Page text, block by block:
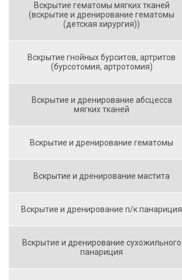
Вскрытие гематомы мягких тканей
(вскрытие и дренирование гематомы
(детская хирургия))
Вскрытие гнойных бурситов, артритов
(бурсотомия, артротомия)
Вскрытие и дренирование абсцесса
мягких тканей
Вскрытие и дренирование гематомы
Вскрытие и дренирование мастита
Вскрытие и дренирование п/к панариция
Вскрытие и дренирование сухожильного
панариция